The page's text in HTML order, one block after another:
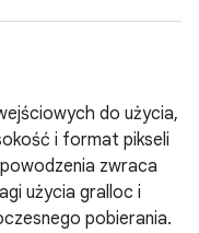
do użycia,
i format pikseli
zwraca
użycia gralloc i
pobierania.